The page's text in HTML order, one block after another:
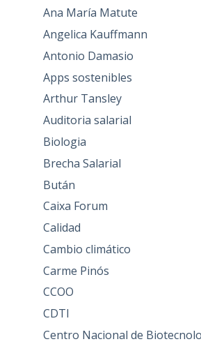
Ana María Matute
Angelica Kauffmann
Antonio Damasio
Apps sostenibles
Arthur Tansley
Auditoria salarial
Biologia
Brecha Salarial
Bután
Caixa Forum
Calidad
Cambio climático
Carme Pinós
CCOO
CDTI
Centro Nacional de